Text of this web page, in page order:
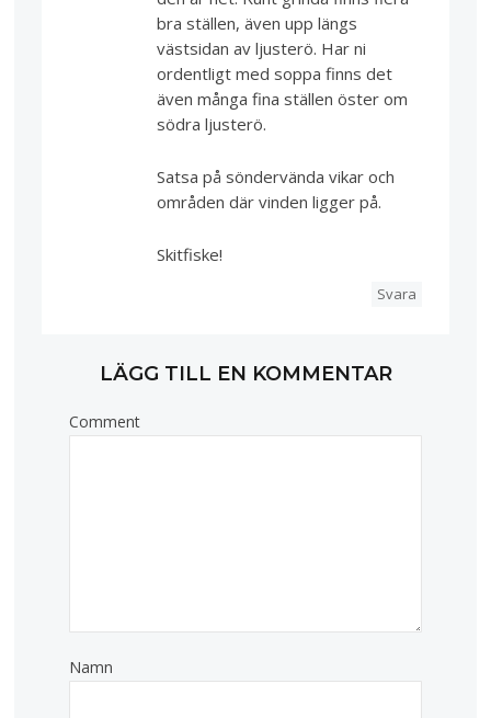
bra ställen, även upp längs
västsidan av ljusterö. Har ni
ordentligt med soppa finns det
även många fina ställen öster om
södra ljusterö.
Satsa på söndervända vikar och
områden där vinden ligger på.
Skitfiske!
Svara
LÄGG TILL EN KOMMENTAR
Comment
Namn